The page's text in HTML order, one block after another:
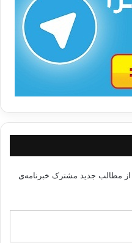
از مطالب جدید مشترک خبرنامه‌ی